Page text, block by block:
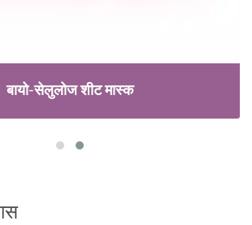
बायो-सेलुलोज शीट मास्क